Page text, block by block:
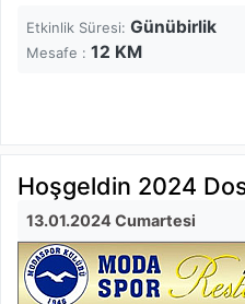
Etkinlik Süresi: Günübirlik
Mesafe : 12 KM
Hoşgeldin 2024
13.01.2024 Cumartesi